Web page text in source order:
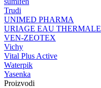
Trudi
UNIMED PHARMA
URIAGE EAU THERMALE
VEN-ZEOTEX
Vichy
Vital Plus Active
Waterpik
Yasenka
Proizvodi